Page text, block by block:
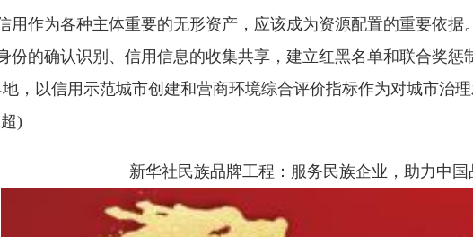
用作为各种主体重要的无形资产，应该成为资源配置的重要依
份的确认识别、信用信息的收集共享，建立红黑名单和联合奖
地，以信用示范城市创建和营商环境综合评价指标作为对城市治
)
新华社民族品牌工程：服务民族企业，助力中国